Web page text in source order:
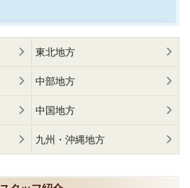
東北地方
中部地方
中国地方
九州・沖縄地方